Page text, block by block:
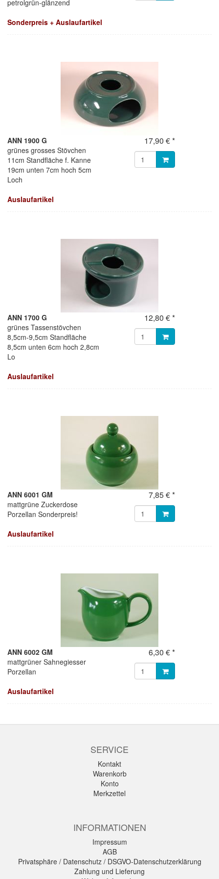
petrolgrün-glänzend
Sonderpreis + Auslaufartikel
ANN 1900 G
grünes grosses Stövchen
11cm Standfläche f. Kanne
19cm unten 7cm hoch 5cm
Loch
Auslaufartikel
17,90 € *
ANN 1700 G
grünes Tassenstövchen
8,5cm-9,5cm Standfläche
8,5cm unten 6cm hoch 2,8cm
Lo
Auslaufartikel
12,80 € *
ANN 6001 GM
mattgrüne Zuckerdose
Porzellan Sonderpreis!
Auslaufartikel
7,85 € *
ANN 6002 GM
mattgrüner Sahnegiesser
Porzellan
Auslaufartikel
6,30 € *
SERVICE
Kontakt
Warenkorb
Konto
Merkzettel
INFORMATIONEN
Impressum
AGB
Privatsphäre / Datenschutz / DSGVO-Datenschutzerklärung
Zahlung und Lieferung